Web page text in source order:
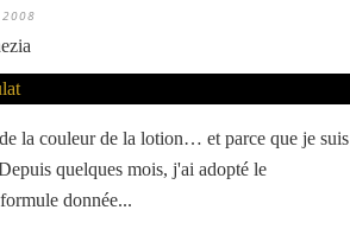
2008
la couleur de la lotion… et parce que je suis
quelques mois, j'ai adopté le
donnée...